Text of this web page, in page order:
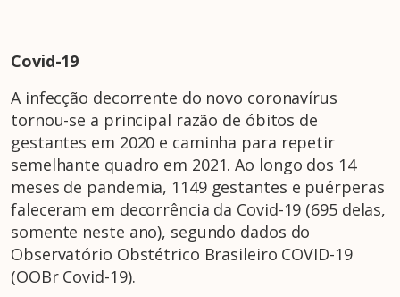
Covid-19
A infecção decorrente do novo coronavírus
tornou-se a principal razão de óbitos de
gestantes em 2020 e caminha para repetir
semelhante quadro em 2021. Ao longo dos 14
meses de pandemia, 1149 gestantes e puérperas
faleceram em decorrência da Covid-19 (695 delas,
somente neste ano), segundo dados do
Observatório Obstétrico Brasileiro COVID-19
(OOBr Covid-19).